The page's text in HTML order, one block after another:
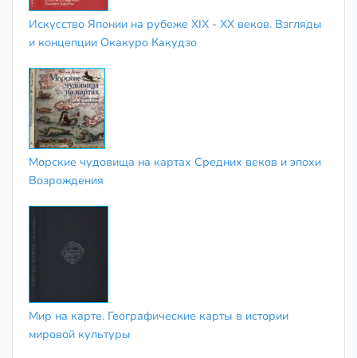
Искусство Японии на рубеже XIX - XX веков. Взгляды
и концепции Окакуро Какудзо
Морские чудовища на картах Средних веков и эпохи
Возрождения
Мир на карте. Географические карты в истории
мировой культуры